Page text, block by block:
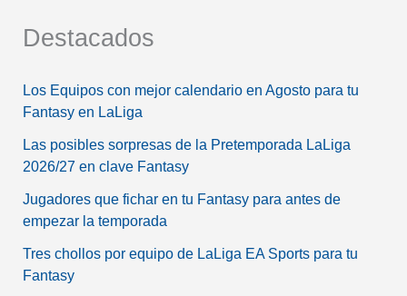
Destacados
Los Equipos con mejor calendario en Agosto para tu
Fantasy en LaLiga
Las posibles sorpresas de la Pretemporada LaLiga
2026/27 en clave Fantasy
Jugadores que fichar en tu Fantasy para antes de
empezar la temporada
Tres chollos por equipo de LaLiga EA Sports para tu
Fantasy